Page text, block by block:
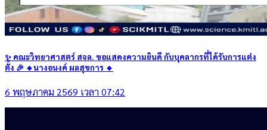
✨ คณะวิทยาศาสตร์ สจล. ขอแสดงความยินดี กับบุคลากรที่ได้รับการแต่ง
ตั้ง 🎉 🔸นางอนงค์ ผลสุขการ 🔸
6 พฤษภาคม 2569 เวลา 07:42